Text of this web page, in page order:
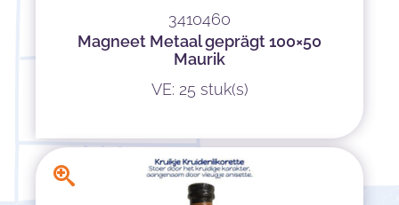
3410460
Magneet Metaal geprägt 100×50
Maurik
VE: 25 stuk(s)